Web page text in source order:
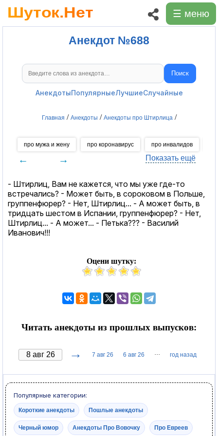
☰ меню
Анекдот №688
Поиск анекдотов Поиск
АнекдотыПопулярныеЛучшиеСлучайные
Главная / Анекдоты / Анекдоты про Штирлица /
про мужа и жену про коронавирус про инвалидов
← → Показать ещё
- Штирлиц, Вам не кажется, что мы уже где-то
встречались? - Может быть, в сороковом в Польше,
группенфюрер? - Нет, Штирлиц... - А может быть, в
тридцать шестом в Испании, группенфюрер? - Нет,
Штирлиц... - А может... - Петька??? - Василий
Иванович!!!
Оцени шутку:
Читать анекдоты из прошлых выпусков:
→ 7 авг 26 6 авг 26 ··· год назад
Популярные категории:
Короткие анекдоты Пошлые анекдоты
Черный юмор Анекдоты Про Вовочку Про Евреев